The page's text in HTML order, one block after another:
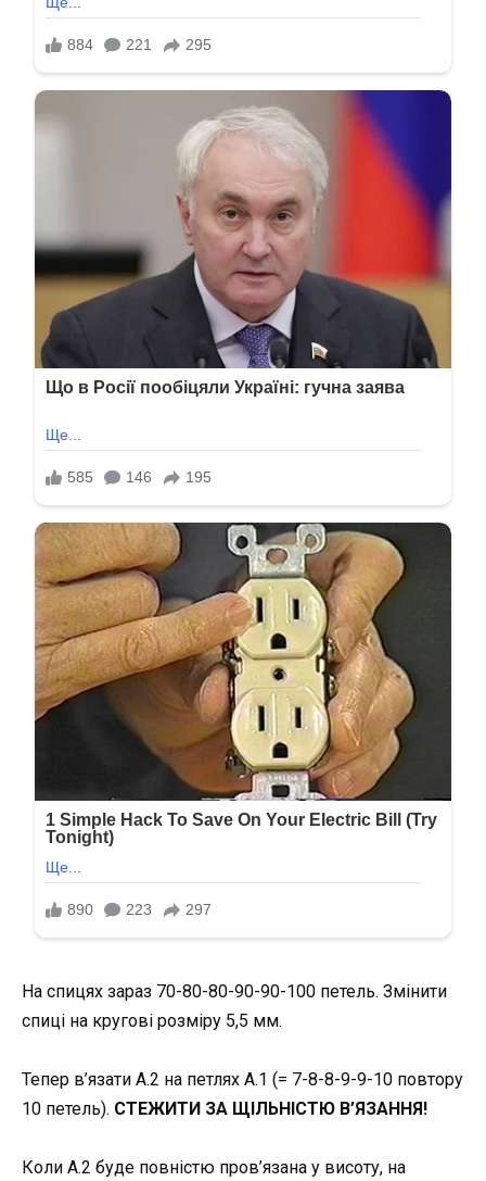
На спицях зараз 70-80-80-90-90-100 петель. Змінити
спиці на кругові розміру 5,5 мм.
Тепер в’язати А.2 на петлях А.1 (= 7-8-8-9-9-10 повтору
10 петель). СТЕЖИТИ ЗА ЩІЛЬНІСТЮ В’ЯЗАННЯ!
Коли A.2 буде повністю пров’язана у висоту, на